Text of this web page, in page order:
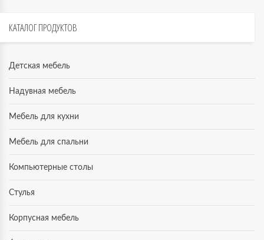
КАТАЛОГПРОДУКТОВ
Детская мебель
Надувная мебель
Мебель для кухни
Мебель для спальни
Компьютерные столы
Стулья
Корпусная мебель